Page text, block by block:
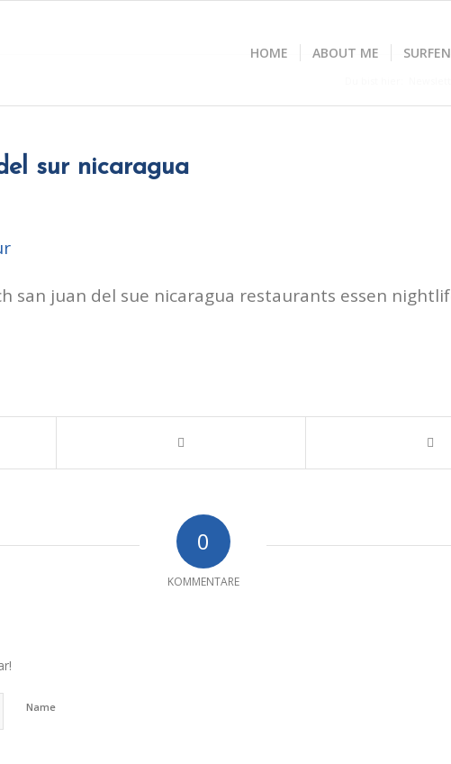
HOME ABOUT ME SURFEN
sur nicaragua
san juan del sue nicaragua restaurants essen
0
KOMMENTARE
Name